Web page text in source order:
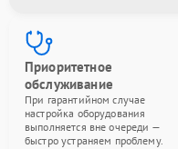
Приоритетное
обслуживание
При гарантийном случае
настройка оборудования
выполняется вне очереди —
быстро устраняем проблему.